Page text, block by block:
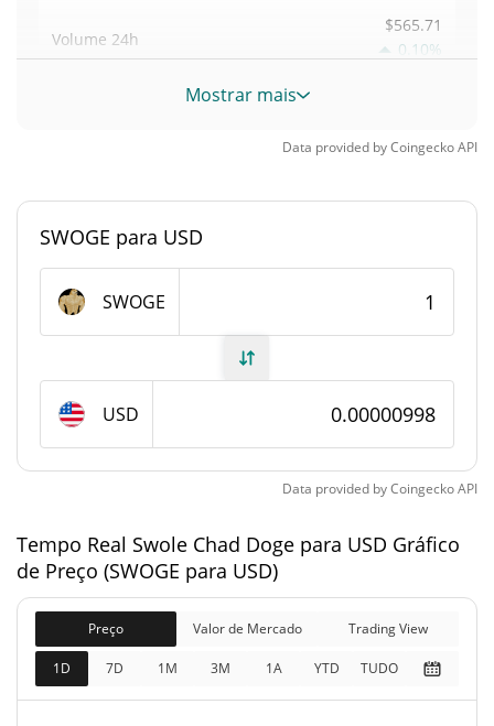
Volume 24h
$565.71
0.10%
Volume / Limite de
Posição de mercado
Fornecimento de Swole Chad Doge
circulação
Fornecimento total
1,000,000,000 SWOGE
Swole Chad Doge Capitalização de mercado
Capitalização de
mercado
$9,977.68
1.53%
Totalmente diluído
Limite de mercado
$9,977.68
0.09%
Mostrar mais
Data provided byCoingeckoAPI
SWOGE para USD
SWOGE
USD
Data provided byCoingeckoAPI
Tempo Real Swole Chad Doge para USD Gráfico
de Preço (SWOGE para USD)
Preço Valor de Mercado Trading View
1D 7D 1M 3M 1A YTD TUDO